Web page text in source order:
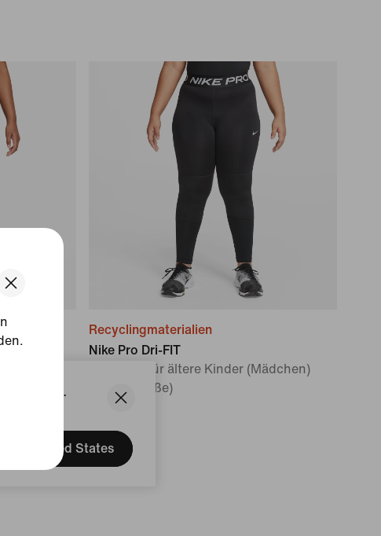
States.
United States
Recyclingmaterialien
Nike Pro Dri-FIT
Leggings für ältere Kinder (Mädchen)
(große Größe)